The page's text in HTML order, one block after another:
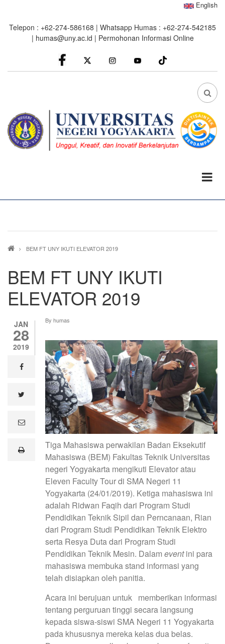
main
English
Telepon : +62-274-586168 | Whatsapp Humas : +62-274-542185
| humas@uny.ac.id | Permohonan Informasi Online
facebook
Instagram youtube
FA
Breadcrumb
BEM FT UNY IKUTI ELEVATOR 2019
BEM FT UNY IKUTI
ELEVATOR 2019
JAN
28
2019
0%
read
facebook
e
lprint
By humas
Tiga Mahasiswa perwakilan Badan Eksekutif
Mahasiswa (BEM) Fakultas Teknik Universitas
negeri Yogyakarta mengikuti Elevator atau
Eleven Faculty Tour di SMA Negeri 11
Yogyakarta (24/01/2019). Ketiga mahasiswa ini
adalah Ridwan Faqih dari Program Studi
Pendidikan Teknik Sipil dan Perncanaan, Rian
dari Program Studi Pendidikan Teknik Elektro
serta Resya Duta dari Program Studi
Pendidikan Teknik Mesin. Dalam eventini para
mahasiswa membuka stand informasi yang
telah disiapkan oleh panitia.
Acara ini berujuan untuk memberikan informasi
tentang perguruan tinggi secara langsung
kepada siswa-siswi SMA Negeri 11 Yogyakarta
pada khususnya mereka kelas dua belas.